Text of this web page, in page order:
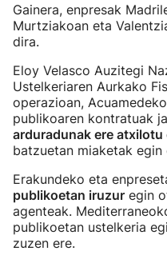
Gainera, enpresak
Murtziakoan eta
dira.
Eloy Velasco Auzitegi
Ustelkeriaren Aurkako
operazioan,
publikoaren kontratuak
arduradunak ere
batzuetan miaketak egin
Erakundeko eta
publikoetan iruzur egin
agenteak.
publikoetan ustelkeria
zuzen ere.